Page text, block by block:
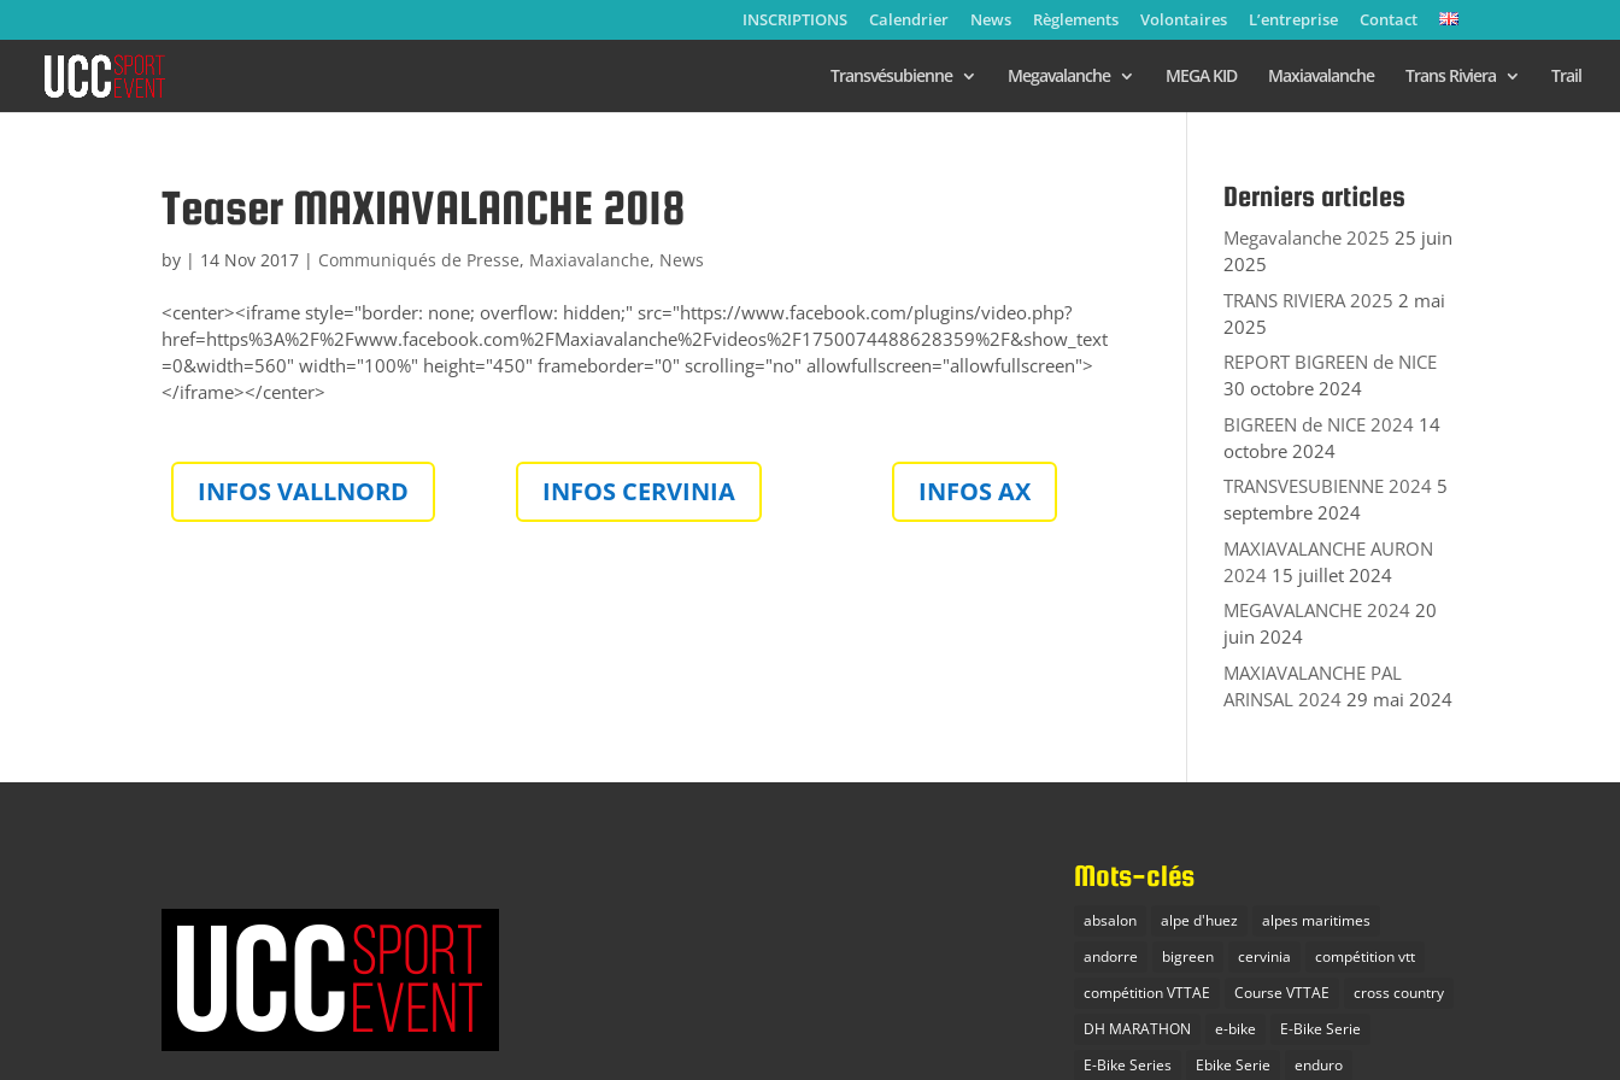
INSCRIPTIONS Calendrier News Règlements Volontaires L’entreprise Contact
Transvésubienne Megavalanche MEGA KID Maxiavalanche Trans Riviera Trail
Teaser MAXIAVALANCHE 2018
by | 14 Nov 2017 | Communiqués de Presse, Maxiavalanche, News
<center><iframe style="border: none; overflow: hidden;" src="https://www.facebook.com/plugins/video.php?
href=https%3A%2F%2Fwww.facebook.com%2FMaxiavalanche%2Fvideos%2F1750074488628359%2F&show_text
=0&width=560" width="100%" height="450" frameborder="0" scrolling="no" allowfullscreen="allowfullscreen">
</iframe></center>
INFOS VALLNORD INFOS CERVINIA INFOS AX
Derniers articles
Megavalanche 2025 25 juin
2025
TRANS RIVIERA 2025 2 mai
2025
REPORT BIGREEN de NICE
30 octobre 2024
BIGREEN de NICE 2024 14
octobre 2024
TRANSVESUBIENNE 2024 5
septembre 2024
MAXIAVALANCHE AURON
2024 15 juillet 2024
MEGAVALANCHE 2024 20
juin 2024
MAXIAVALANCHE PAL
ARINSAL 2024 29 mai 2024
Mots-clés
absalon alpe d'huez
alpes maritimes
andorre
bigreen cervinia
compétition vtt
compétition VTTAE
Course VTTAE
cross country
DH MARATHON
e-bike
E-Bike Serie
E-Bike Series
Ebike Serie enduro